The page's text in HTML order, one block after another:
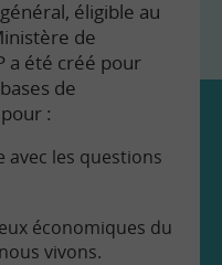
éligible au
de
a été créé pour
de
:
avec les questions
économiques du
vivons.